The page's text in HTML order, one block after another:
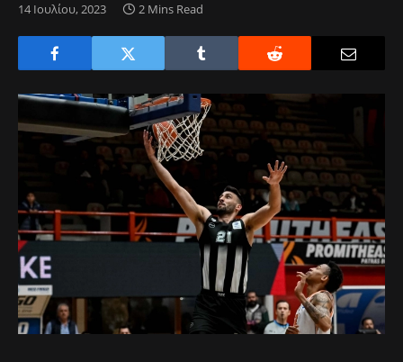
14 Ιουλίου, 2023 2 Mins Read